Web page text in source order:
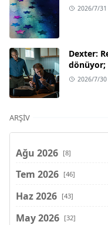
2026/7/31
Dexter:
dönüyor;
2026/7/30
ARŞIV
Ağu 2026 [8]
Tem 2026 [46]
Haz 2026 [43]
May 2026 [32]